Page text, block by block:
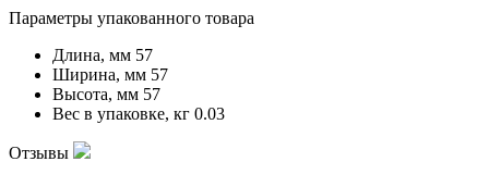
Параметры упакованного товара
Длина, мм 57
Ширина, мм 57
Высота, мм 57
Вес в упаковке, кг 0.03
Отзывы